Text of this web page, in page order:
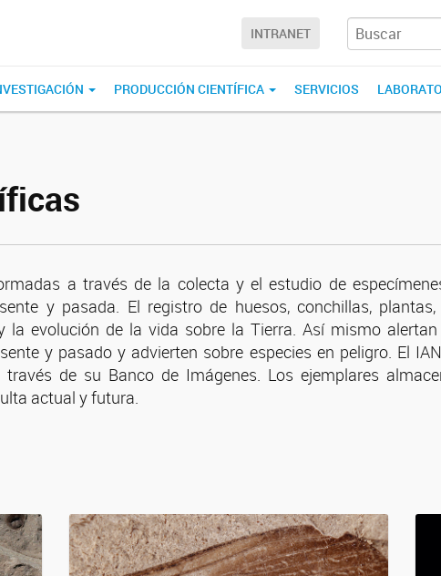
INTRANET
PRODUCCIÓN CIENTÍFICA SERVICIOS
a través de la colecta y el estudio de
y pasada. El registro de huesos, conchillas,
la evolución de la vida sobre la Tierra. Así mismo
y pasado y advierten sobre especies en peligro. El
de su Banco de Imágenes. Los ejemplares
actual y futura.